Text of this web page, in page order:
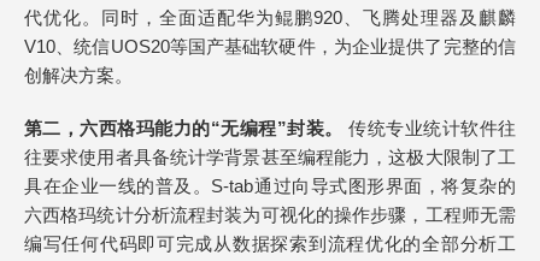
代优化。同时，全面适配华为鲲鹏920、飞腾处理器及麒麟
V10、统信UOS20等国产基础软硬件，为企业提供了完整的信
创解决方案。
第二，六西格玛能力的“无编程”封装。
传统专业统计软件往
往要求使用者具备统计学背景甚至编程能力，这极大限制了工
具在企业一线的普及。S-tab通过向导式图形界面，将复杂的
六西格玛统计分析流程封装为可视化的操作步骤，工程师无需
编写任何代码即可完成从数据探索到流程优化的全部分析工